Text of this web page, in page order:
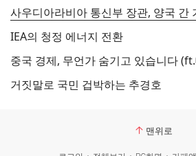
IEA의 청정 에너지 전환
거짓말로 국민 겁박하는 추경호
맨위로